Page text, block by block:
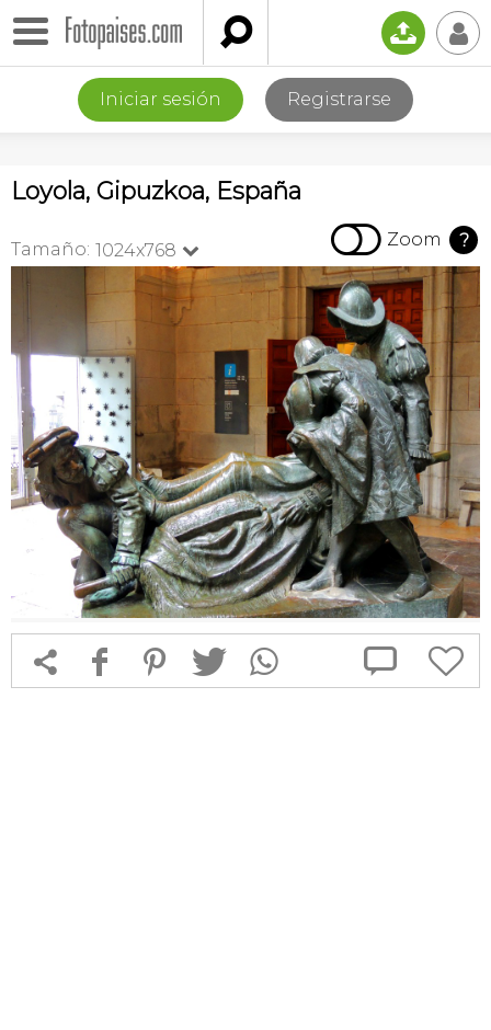
 📤 👤
Iniciar sesión Registrarse
Loyola, Gipuzkoa, España
Tamaño: 1024x768   Zoom ?
 f 1 T  